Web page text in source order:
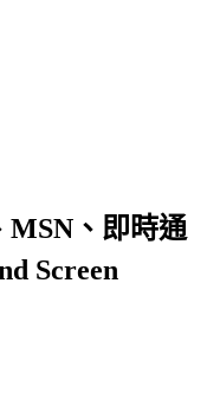
MSN、即時通
Screen